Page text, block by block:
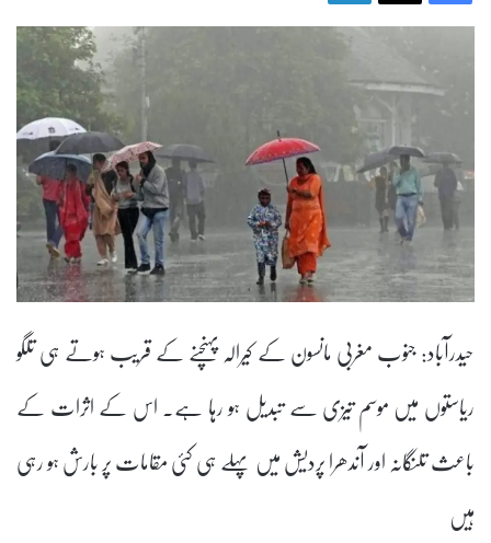
حیدرآباد: جنوب مغربی مانسون کے کیرالہ پہنچنے کے قریب ہوتے ہی تلگو
ریاستوں میں موسم تیزی سے تبدیل ہو رہا ہے۔ اس کے اثرات کے
باعث تلنگانہ اور آندھرا پردیش میں پہلے ہی کئی مقامات پر بارش ہو رہی
ہیں